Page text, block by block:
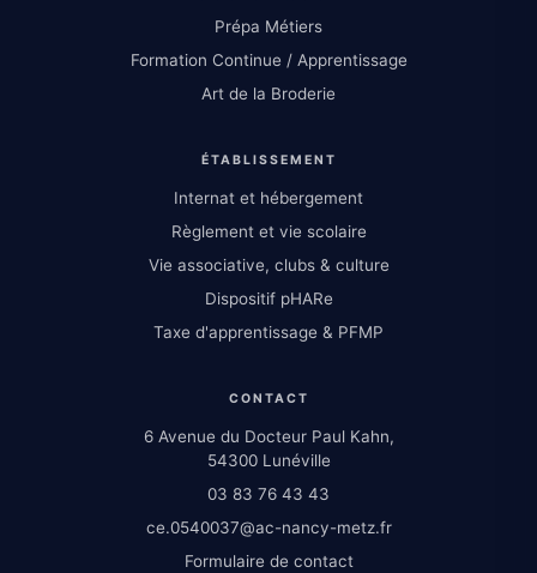
Prépa Métiers
Formation Continue / Apprentissage
Art de la Broderie
ÉTABLISSEMENT
Internat et hébergement
Règlement et vie scolaire
Vie associative, clubs & culture
Dispositif pHARe
Taxe d'apprentissage & PFMP
CONTACT
6 Avenue du Docteur Paul Kahn,
54300 Lunéville
03 83 76 43 43
ce.0540037@ac-nancy-metz.fr
Formulaire de contact